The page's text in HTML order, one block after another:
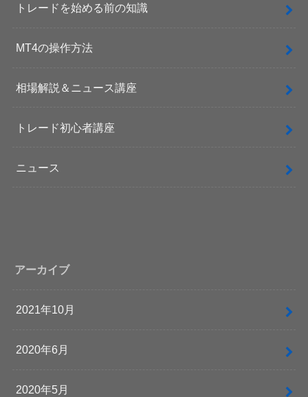
トレードを始める前の知識
MT4の操作方法
相場解説＆ニュース講座
トレード初心者講座
ニュース
アーカイブ
2021年10月
2020年6月
2020年5月